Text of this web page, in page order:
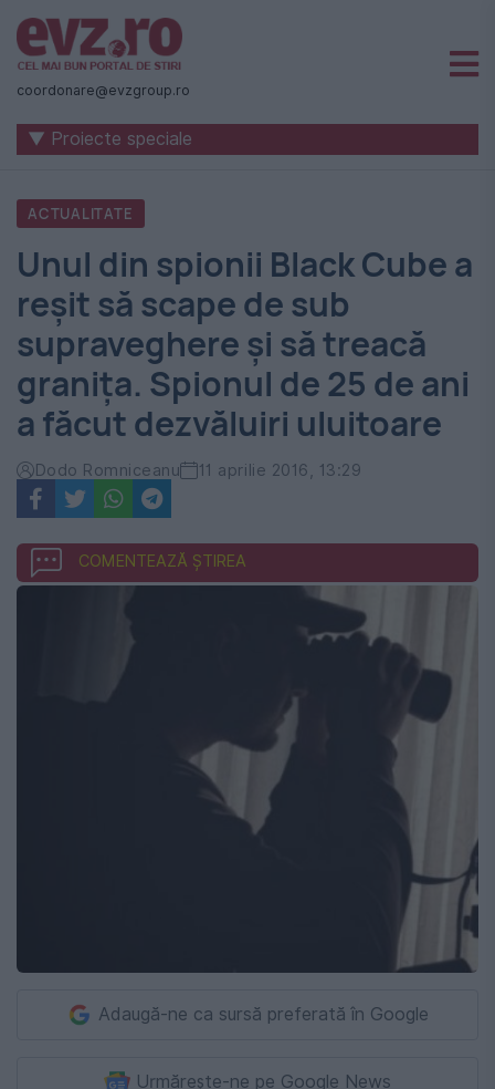
Știri
naționale
internaționale
România
-
Evenimentul
Zilei
coordonare@evzgroup.ro
▼ Proiecte speciale
ACTUALITATE
Unul din spionii Black Cube a
reşit să scape de sub
supraveghere şi să treacă
graniţa. Spionul de 25 de ani
a făcut dezvăluiri uluitoare
Dodo Romniceanu 11 aprilie 2016, 13:29
COMENTEAZĂ ȘTIREA
Adaugă-ne ca sursă preferată în Google
Urmărește-ne pe Google News